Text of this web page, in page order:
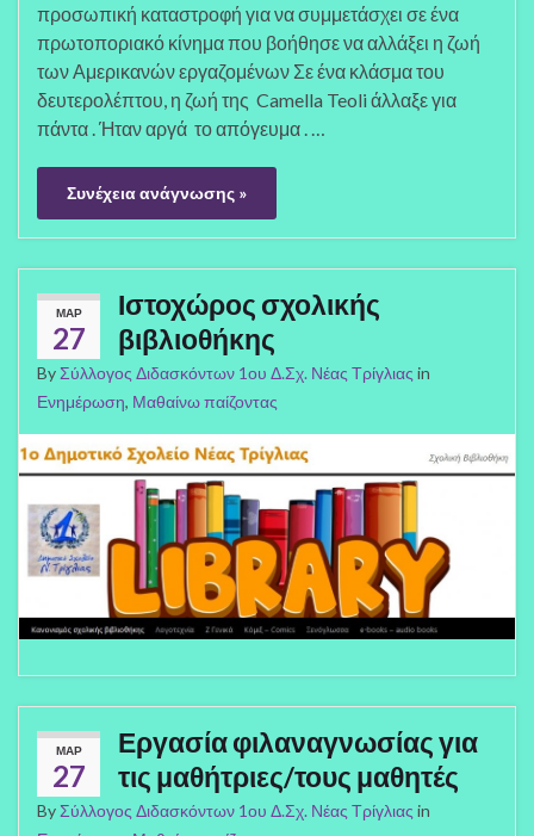
προσωπική καταστροφή για να συμμετάσχει σε ένα
πρωτοποριακό κίνημα που βοήθησε να αλλάξει η ζωή
των Αμερικανών εργαζομένων Σε ένα κλάσμα του
δευτερολέπτου, η ζωή της Camella Teoli άλλαξε για
πάντα . Ήταν αργά το απόγευμα . …
Συνέχεια ανάγνωσης »
ΜΑΡ
27
Ιστοχώρος σχολικής
βιβλιοθήκης
ByΣύλλογος Διδασκόντων 1ου Δ.Σχ. Νέας Τρίγλιας in
Ενημέρωση, Μαθαίνω παίζοντας
ΜΑΡ
27
Εργασία φιλαναγνωσίας για
τις μαθήτριες/τους μαθητές
ByΣύλλογος Διδασκόντων 1ου Δ.Σχ. Νέας Τρίγλιας in